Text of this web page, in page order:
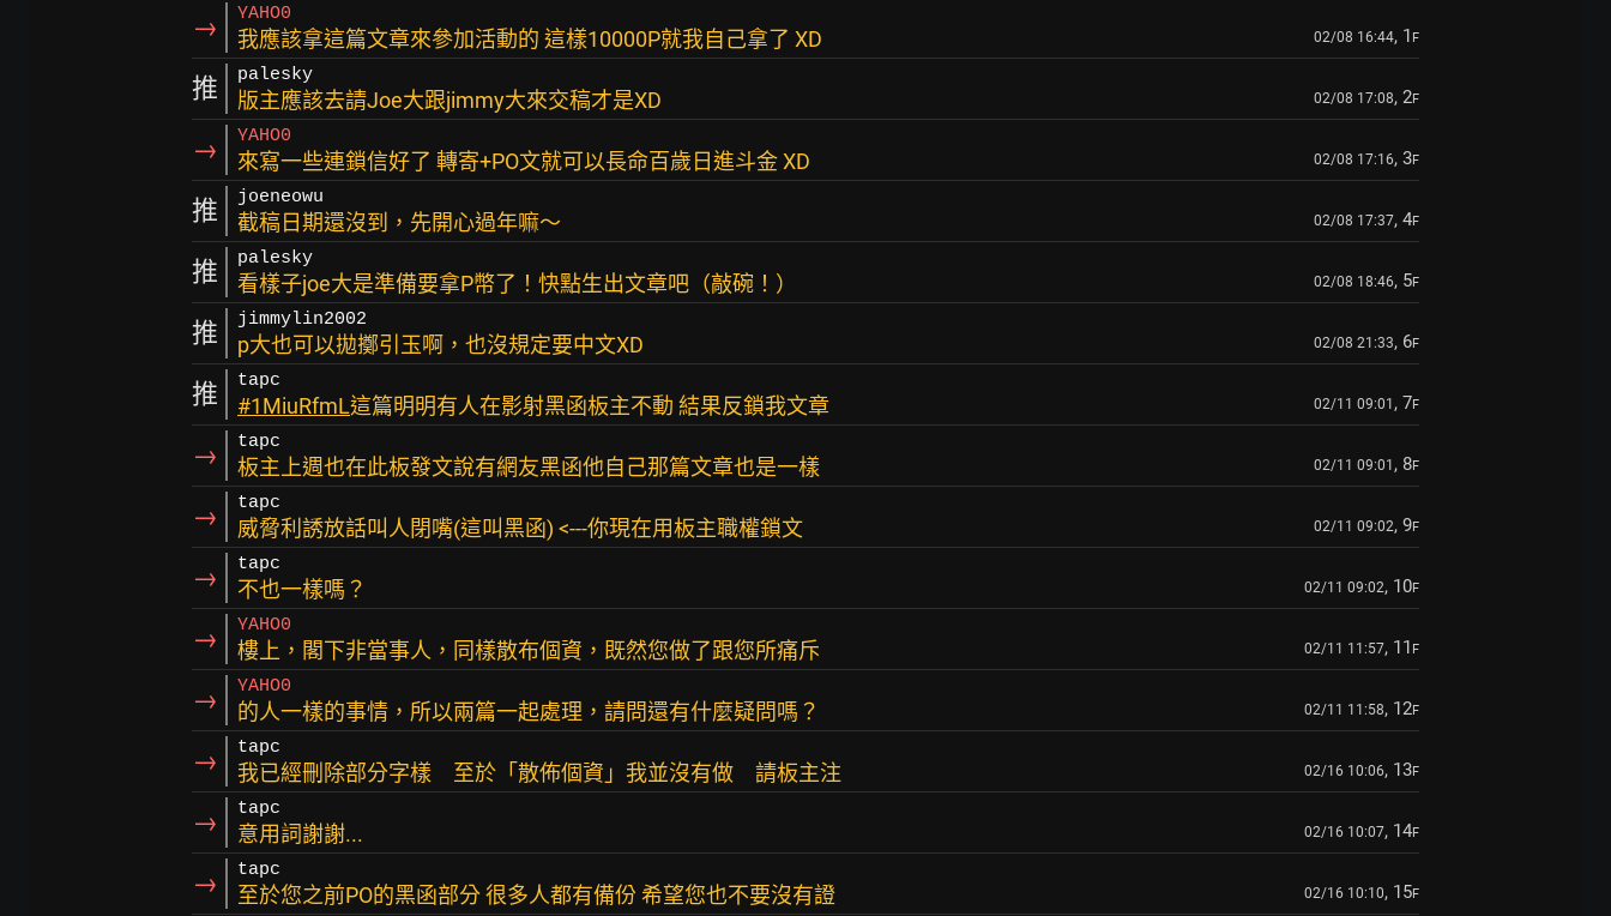
→ YAHO0
我應該拿這篇文章來參加活動的 這樣10000P就我自己拿了 XD 02/08 16:44, 1 F
推 palesky
版主應該去請Joe大跟jimmy大來交稿才是XD 02/08 17:08, 2F
→ YAHO0
來寫一些連鎖信好了 轉寄+PO文就可以長命百歲日進斗金 XD 02/08 17:16, 3F
推 joeneowu
截稿日期還沒到，先開心過年嘛～ 02/08 17:37, 4F
推 palesky
看樣子joe大是準備要拿P幣了！快點生出文章吧（敲碗！） 02/08 18:46, 5F
推 jimmylin2002
p大也可以拋擲引玉啊，也沒規定要中文XD 02/08 21:33, 6F
推 tapc
#1MiuRfmL這篇明明有人在影射黑函板主不動 結果反鎖我文章 02/11 09:01 , 7F
→ tapc
板主上週也在此板發文說有網友黑函他自己那篇文章也是一樣 02/11 09:01 , 8F
→ tapc
威脅利誘放話叫人閉嘴(這叫黑函) <---你現在用板主職權鎖文 02/11 09:02, 9F
→ tapc
不也一樣嗎？ 02/11 09:02, 10F
→ YAHO0
樓上，閣下非當事人，同樣散布個資，既然您做了跟您所痛斥 02/11 11:57, 11 F
→ YAHO0
的人一樣的事情，所以兩篇一起處理，請問還有什麼疑問嗎？ 02/11 11:58, 12F
→ tapc
我已經刪除部分字樣 至於「散佈個資」我並沒有做 請板主注 02/16 10:06, 13F
→ tapc
意用詞謝謝... 02/16 10:07, 14F
→ tapc
至於您之前PO的黑函部分 很多人都有備份 希望您也不要沒有證 02/16 10:10, 15F